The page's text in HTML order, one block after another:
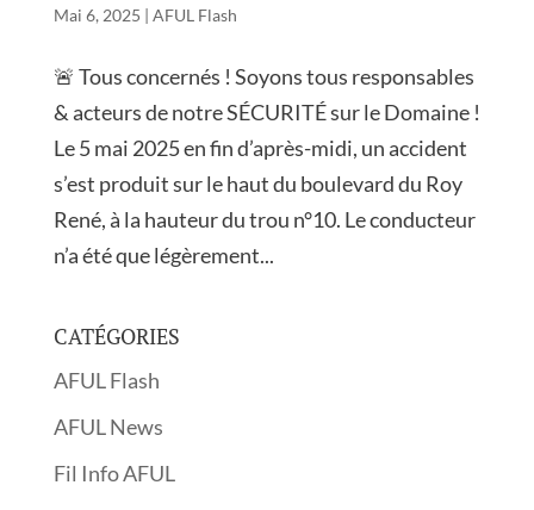
Mai 6, 2025 | AFUL Flash
🚨 Tous concernés ! Soyons tous responsables
& acteurs de notre SÉCURITÉ sur le Domaine !
Le 5 mai 2025 en fin d’après-midi, un accident
s’est produit sur le haut du boulevard du Roy
René, à la hauteur du trou n°10. Le conducteur
n’a été que légèrement...
CATÉGORIES
AFUL Flash
AFUL News
Fil Info AFUL